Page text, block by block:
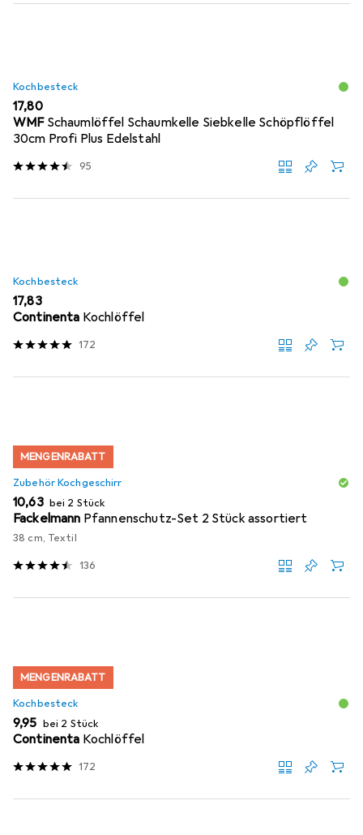
Kochbesteck
EUR
17,80
WMF Schaumlöffel Schaumkelle Siebkelle Schöpflöffel
30cm Profi Plus Edelstahl
95
Kochbesteck
EUR
17,83
Continenta Kochlöffel
172
MENGENRABATT
Zubehör Kochgeschirr
EUR
10,63 bei 2 Stück
Fackelmann Pfannenschutz-Set 2 Stück assortiert
38 cm, Textil
136
MENGENRABATT
Kochbesteck
EUR
9,95 bei 2 Stück
Continenta Kochlöffel
172